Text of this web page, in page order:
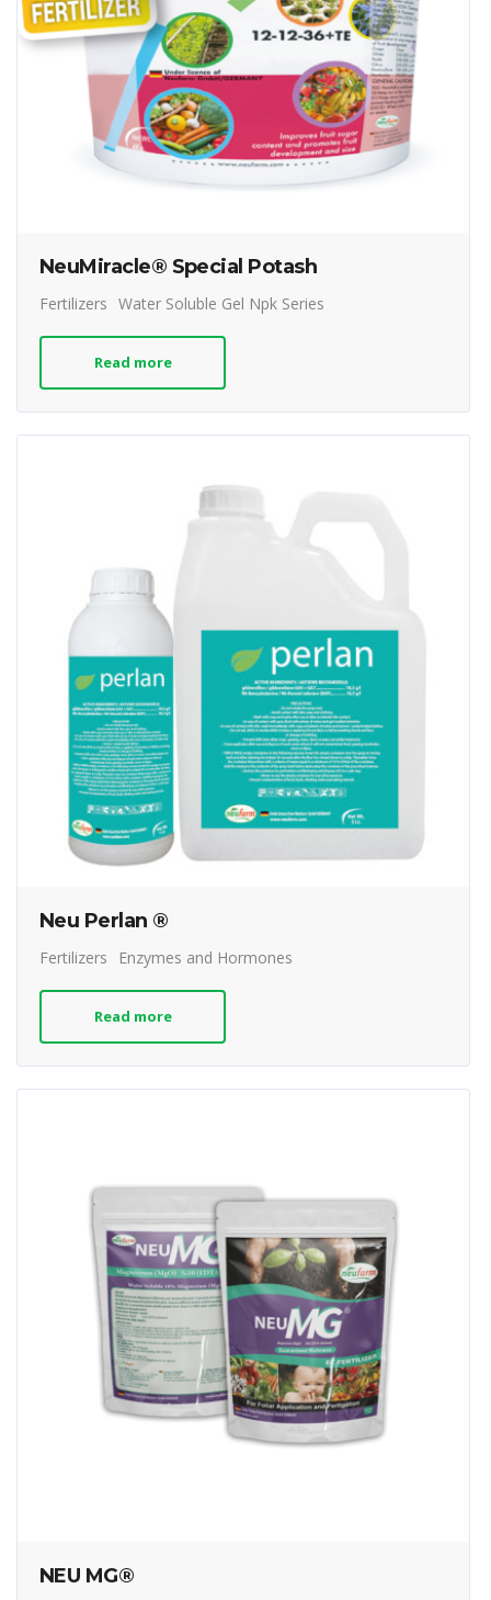
NeuMiracle® Special Potash
Fertilizers Water Soluble Gel Npk Series
Read more
Neu Perlan ®
Fertilizers Enzymes and Hormones
Read more
NEU MG®